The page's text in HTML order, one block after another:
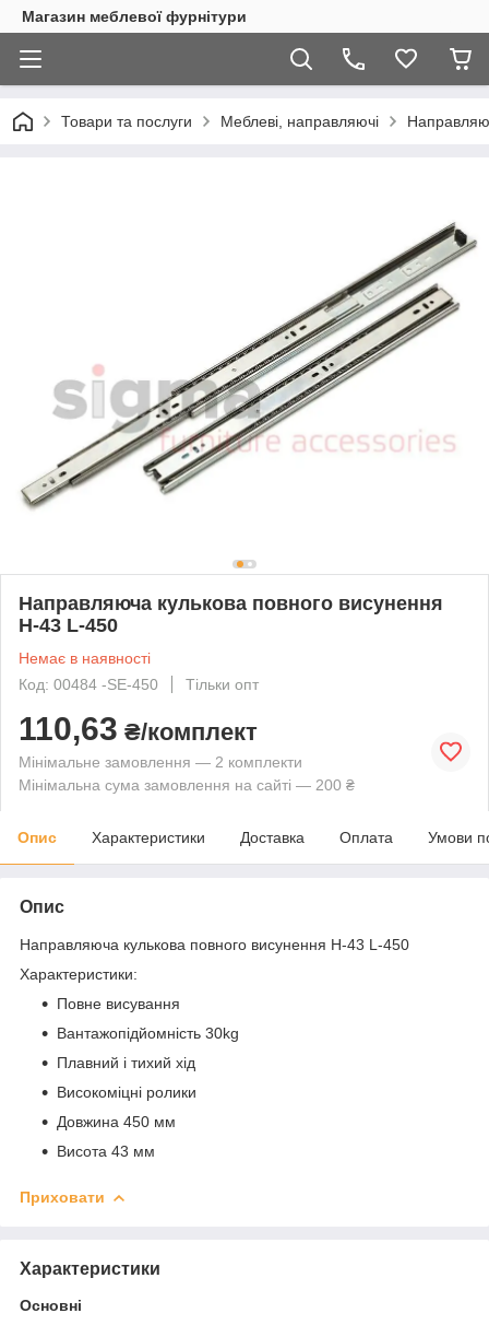
Магазин меблевої фурнітури
Товари та послуги Меблеві, направляючі
Направляюча кулькова повного висунення
Н-43 L-450
Немає в наявності
Код: 00484 -SE-450
Тільки опт
110,63 ₴/комплект
Мінімальне замовлення — 2 комплекти
Мінімальна сума замовлення на сайті — 200 ₴
Опис Характеристики Доставка Оплата Умови
Опис
Направляюча кулькова повного висунення Н-43 L-450
Характеристики:
Повне висування
Вантажопідйомність 30kg
Плавний і тихий хід
Високоміцні ролики
Довжина 450 мм
Висота 43 мм
Приховати
Характеристики
Основні